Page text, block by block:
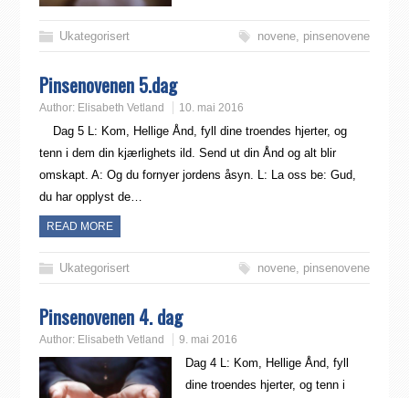
Ukategorisert novene pinsenovene
Pinsenovenen 5.dag
Author: Elisabeth Vetland 10. mai 2016
Dag 5 L: Kom, Hellige Ånd, fyll dine troendes hjerter, og
tenn i dem din kjærlighets ild. Send ut din Ånd og alt blir
omskapt. A: Og du fornyer jordens åsyn. L: La oss be: Gud,
du har opplyst de…
READ MORE
Ukategorisert novene pinsenovene
Pinsenovenen 4. dag
Author: Elisabeth Vetland 9. mai 2016
Dag 4 L: Kom, Hellige Ånd, fyll
dine troendes hjerter, og tenn i